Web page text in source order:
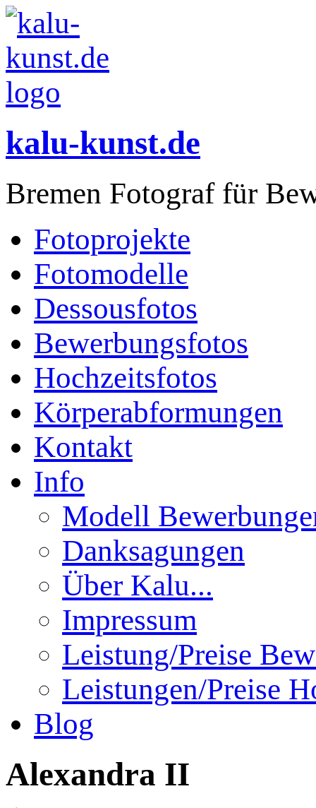
kalu-kunst.de
Bremen Fotograf für
Fotoprojekte
Fotomodelle
Dessousfotos
Bewerbungsfotos
Hochzeitsfotos
Körperabformungen
Kontakt
Info
Modell
Danksagungen
Über Kalu...
Impressum
Leistung/Preise
Leistungen/Preise
Blog
Alexandra II